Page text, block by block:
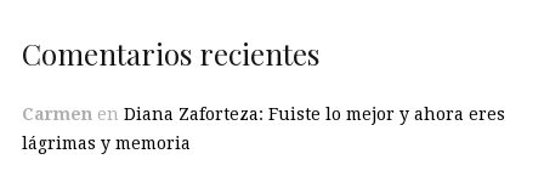
Comentarios recientes
Carmen en Diana Zaforteza: Fuiste lo mejor y ahora eres
lágrimas y memoria